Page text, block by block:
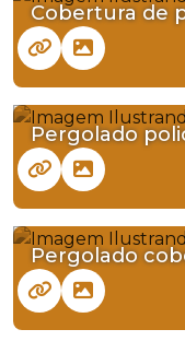
Cobertura de
Pergolado
Pergolado